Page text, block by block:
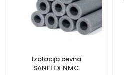
Izolacija cevna
SANFLEX NMC